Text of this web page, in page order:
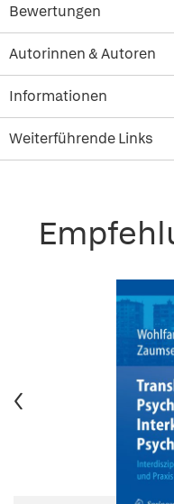
Bewertungen
Autorinnen & Autoren
Informationen
Weiterführende Links